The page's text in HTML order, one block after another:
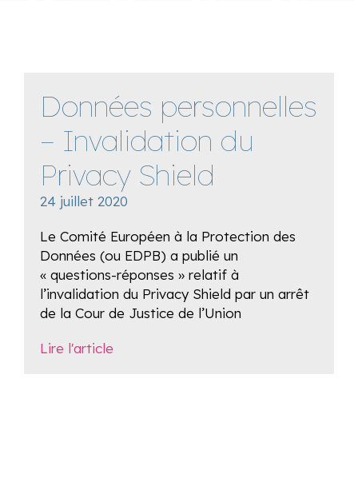
Données personnelles
– Invalidation du
Privacy Shield
24 juillet 2020
Le Comité Européen à la Protection des
Données (ou EDPB) a publié un
« questions-réponses » relatif à
l’invalidation du Privacy Shield par un arrêt
de la Cour de Justice de l’Union
Lire l'article